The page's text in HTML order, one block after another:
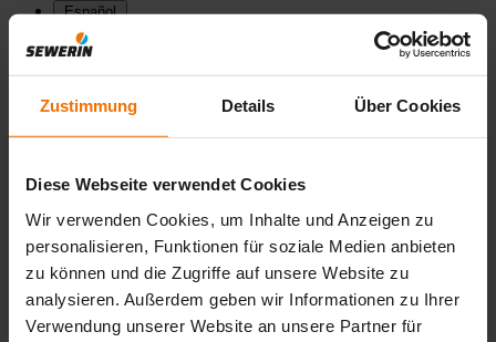
Zustimmung Details Über Cookies
Diese Webseite verwendet Cookies
Wir verwenden Cookies, um Inhalte und Anzeigen zu
personalisieren, Funktionen für soziale Medien anbieten
zu können und die Zugriffe auf unsere Website zu
analysieren. Außerdem geben wir Informationen zu Ihrer
Verwendung unserer Website an unsere Partner für
Español
atrás
atrás
Stories
Así trabajan los expertos en detección de fugas
de agua